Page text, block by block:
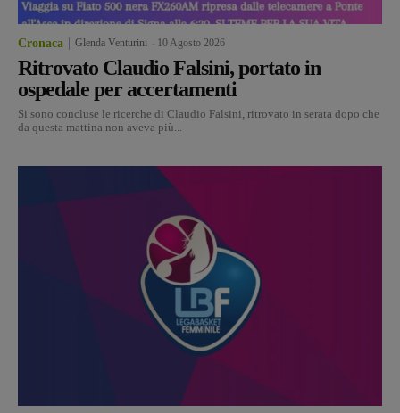
Cronaca Glenda Venturini 10 Agosto 2026
Ritrovato Claudio Falsini, portato in
ospedale per accertamenti
Si sono concluse le ricerche di Claudio Falsini, ritrovato in serata dopo che
da questa mattina non aveva più...